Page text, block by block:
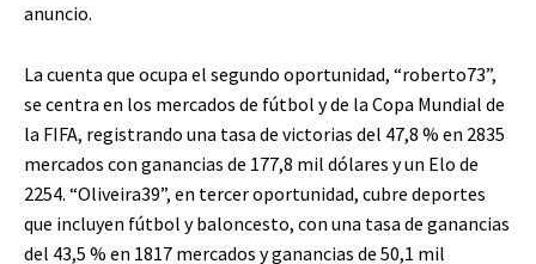
anuncio.
La cuenta que ocupa el segundo oportunidad, “roberto73”,
se centra en los mercados de fútbol y de la Copa Mundial de
la FIFA, registrando una tasa de victorias del 47,8 % en 2835
mercados con ganancias de 177,8 mil dólares y un Elo de
2254. “Oliveira39”, en tercer oportunidad, cubre deportes
que incluyen fútbol y baloncesto, con una tasa de ganancias
del 43,5 % en 1817 mercados y ganancias de 50,1 mil